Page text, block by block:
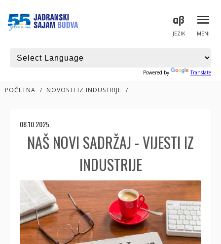
MENI
JEZIK
Powered by Translate
POČETNA / NOVOSTI IZ INDUSTRIJE /
08.10.2025.
NAŠ NOVI SADRŽAJ - VIJESTI IZ
INDUSTRIJE